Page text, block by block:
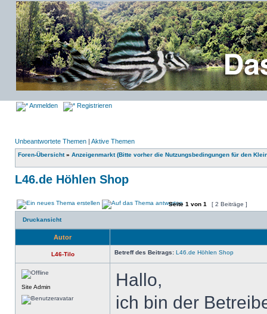
Anmelden Registrieren
Unbeantwortete Themen | Aktive Themen
Foren-Übersicht» Anzeigenmarkt (Bitte vorher die Nutzungsbedingungen für den
L46.de Höhlen Shop
Seite 1 von 1 [ 2 Beiträge ]
Druckansicht
Autor
L46-Tilo Betreff des Beitrags: L46.de Höhlen Shop
Site Admin
Hallo,
ich bin der